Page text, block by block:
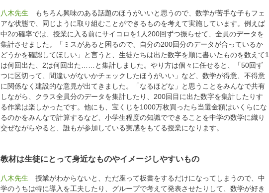
八木先生 もちろん興味のある話題のほうがいいと思うので、数学が苦手な子もフェ
アな状態で、同じように取り組むことができるものを考えて実施しています。例えば
中2の確率では、授業に入る前にサイコロを1人200回ずつ振らせて、全員のデータを
集計させました。「ミスがあると困るので、自分の200回分のデータが合っているか
どうかを確認してほしい」と言うと、生徒たちは出た数字を順に書いたものを数えて1
は何回出た、2は何回出た……と集計しました。やり方は個々に任せると、「50回ず
つに区切って、間違いがないかチェックしたほうがいい」など、数学が得意、不得意
に関係なく建設的な意見が出てきました。「なるほどな」と思うことをみんなで共有
しながら、クラス全員分のデータを集計したり、200回目に出た数字を集計したりす
る作業は楽しかったです。他にも、宝くじを1000万枚買ったら当選金額はいくらにな
るのかをみんなで計算するなど、小学生程度の知識でできることを中学の数学に織り
交ぜながらやると、誰もが参加している実感をもてる授業になります。
教材は生徒にとって身近なものやイメージしやすいもの
八木先生 授業がわからないと、ただ座って板書をするだけになってしまうので、中
学のうちは特に導入を工夫したり、グループで考えて発表させたりして、数学が好き